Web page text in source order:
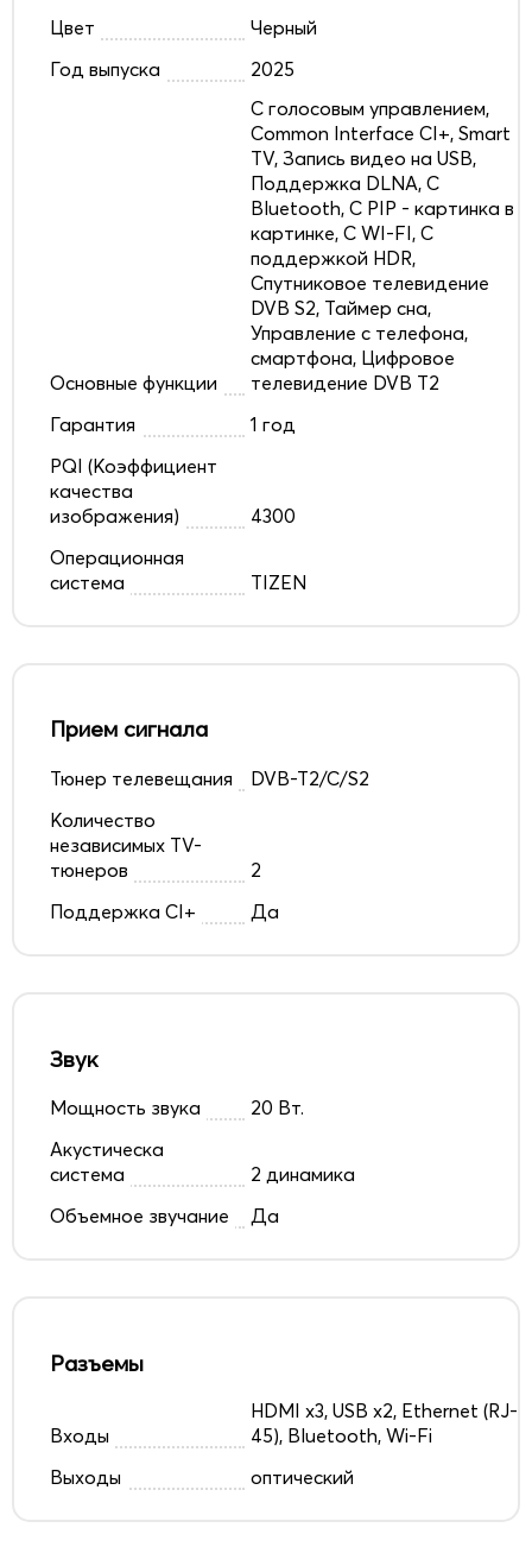
Цвет
Черный
Год выпуска
2025
Основные функции
C голосовым управлением,
Common Interface CI+, Smart
TV, Запись видео на USB,
Поддержка DLNA, С
Bluetooth, С PIP - картинка в
картинке, С WI-FI, С
поддержкой HDR,
Спутниковое телевидение
DVB S2, Таймер сна,
Управление с телефона,
смартфона, Цифровое
телевидение DVB T2
Гарантия
1 год
PQI (Коэффициент
качества
изображения)
4300
Операционная
система
TIZEN
Прием сигнала
Тюнер телевещания
DVB-T2/C/S2
Количество
независимых TV-
тюнеров
2
Поддержка CI+
Да
Звук
Мощность звука
20 Вт.
Акустическа
система
2 динамика
Объемное звучание
Да
Разъемы
Входы
HDMI x3, USB x2, Ethernet (RJ-
45), Bluetooth, Wi-Fi
Выходы
оптический